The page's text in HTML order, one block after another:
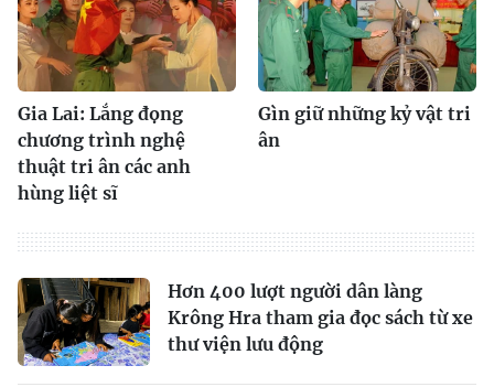
Gia Lai: Lắng đọng
chương trình nghệ
thuật tri ân các anh
hùng liệt sĩ
Gìn giữ những kỷ vật tri
ân
Hơn 400 lượt người dân làng
Krông Hra tham gia đọc sách từ xe
thư viện lưu động